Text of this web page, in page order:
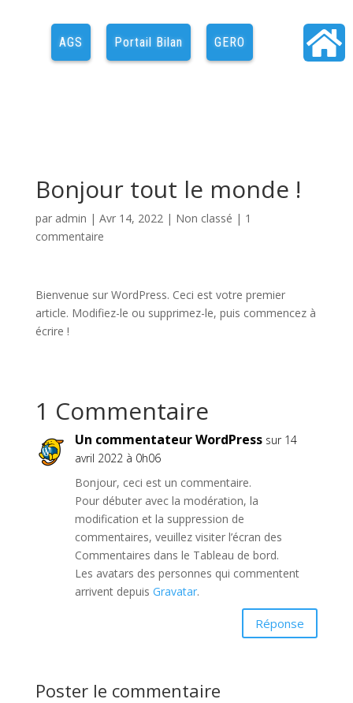
AGS Portail Bilan GERO 
Bonjour tout le monde !
par admin | Avr 14, 2022| Non classé | 1
commentaire
Bienvenue sur WordPress. Ceci est votre premier
article. Modifiez-le ou supprimez-le, puis commencez à
écrire !
1 Commentaire
Un commentateur WordPress sur 14
avril 2022 à 0h06
Bonjour, ceci est un commentaire.
Pour débuter avec la modération, la
modification et la suppression de
commentaires, veuillez visiter l’écran des
Commentaires dans le Tableau de bord.
Les avatars des personnes qui commentent
arrivent depuis Gravatar.
Réponse
Poster le commentaire